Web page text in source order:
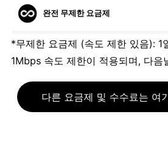
완전 무제한 요금제
*무제한 요금제 (속도 제한 있음): 1
1Mbps 속도 제한이 적용되며, 다음
다른 요금제 및 수수료는 여